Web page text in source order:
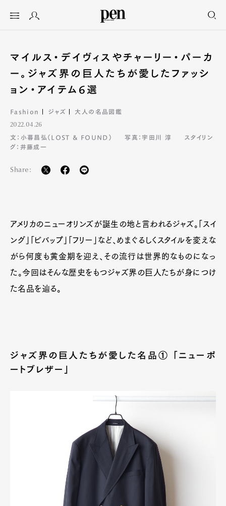
マイルス・デイヴィスやチャーリー・パーカ
ー。ジャズ界の巨人たちが愛したファッシ
ョン・アイテム6選
Fashion ジャズ 大人の名品図鑑
2022.04.26
文：小暮昌弘（LOST & FOUND）
写真：宇田川 淳
スタイリン
グ：井藤成一
Share:
アメリカのニューオリンズが誕生の地と言われるジャズ。「スイ
ング」「ビバップ」「フリー」など、めまぐるしくスタイルを変えな
がら何度も黄金期を迎え、その流行は世界的なものになっ
た。今回はそんな歴史をもつジャズ界の巨人たちが身につけ
た名品を辿る。
ジャズ界の巨人たちが愛した名品① 「ニューポ
ートブレザー」